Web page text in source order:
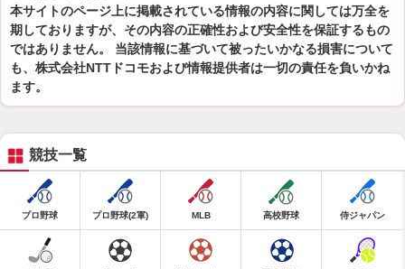
本サイトのページ上に掲載されている情報の内容に関しては万全を
期しておりますが、その内容の正確性および安全性を保証するもの
ではありません。 当該情報に基づいて被ったいかなる損害について
も、株式会社NTTドコモおよび情報提供者は一切の責任を負いかね
ます。
競技一覧
プロ野球 プロ野球(2軍) MLB 高校野球 侍ジャパン